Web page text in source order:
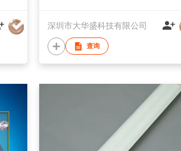
深圳市大华盛科技有限公司
查询